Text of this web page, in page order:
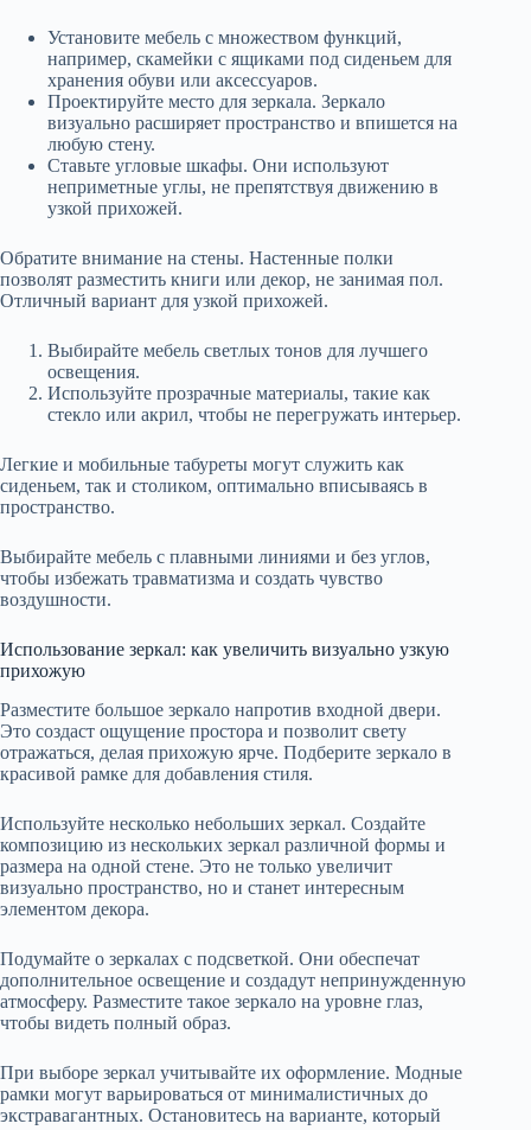
Установите мебель с множеством функций,
например, скамейки с ящиками под сиденьем для
хранения обуви или аксессуаров.
Проектируйте место для зеркала. Зеркало
визуально расширяет пространство и впишется на
любую стену.
Ставьте угловые шкафы. Они используют
неприметные углы, не препятствуя движению в
узкой прихожей.
Обратите внимание на стены. Настенные полки
позволят разместить книги или декор, не занимая пол.
Отличный вариант для узкой прихожей.
Выбирайте мебель светлых тонов для лучшего
освещения.
Используйте прозрачные материалы, такие как
стекло или акрил, чтобы не перегружать интерьер.
Легкие и мобильные табуреты могут служить как
сиденьем, так и столиком, оптимально вписываясь в
пространство.
Выбирайте мебель с плавными линиями и без углов,
чтобы избежать травматизма и создать чувство
воздушности.
Использование зеркал: как увеличить визуально узкую
прихожую
Разместите большое зеркало напротив входной двери.
Это создаст ощущение простора и позволит свету
отражаться, делая прихожую ярче. Подберите зеркало в
красивой рамке для добавления стиля.
Используйте несколько небольших зеркал. Создайте
композицию из нескольких зеркал различной формы и
размера на одной стене. Это не только увеличит
визуально пространство, но и станет интересным
элементом декора.
Подумайте о зеркалах с подсветкой. Они обеспечат
дополнительное освещение и создадут непринужденную
атмосферу. Разместите такое зеркало на уровне глаз,
чтобы видеть полный образ.
При выборе зеркал учитывайте их оформление. Модные
рамки могут варьироваться от минималистичных до
экстравагантных. Остановитесь на варианте, который